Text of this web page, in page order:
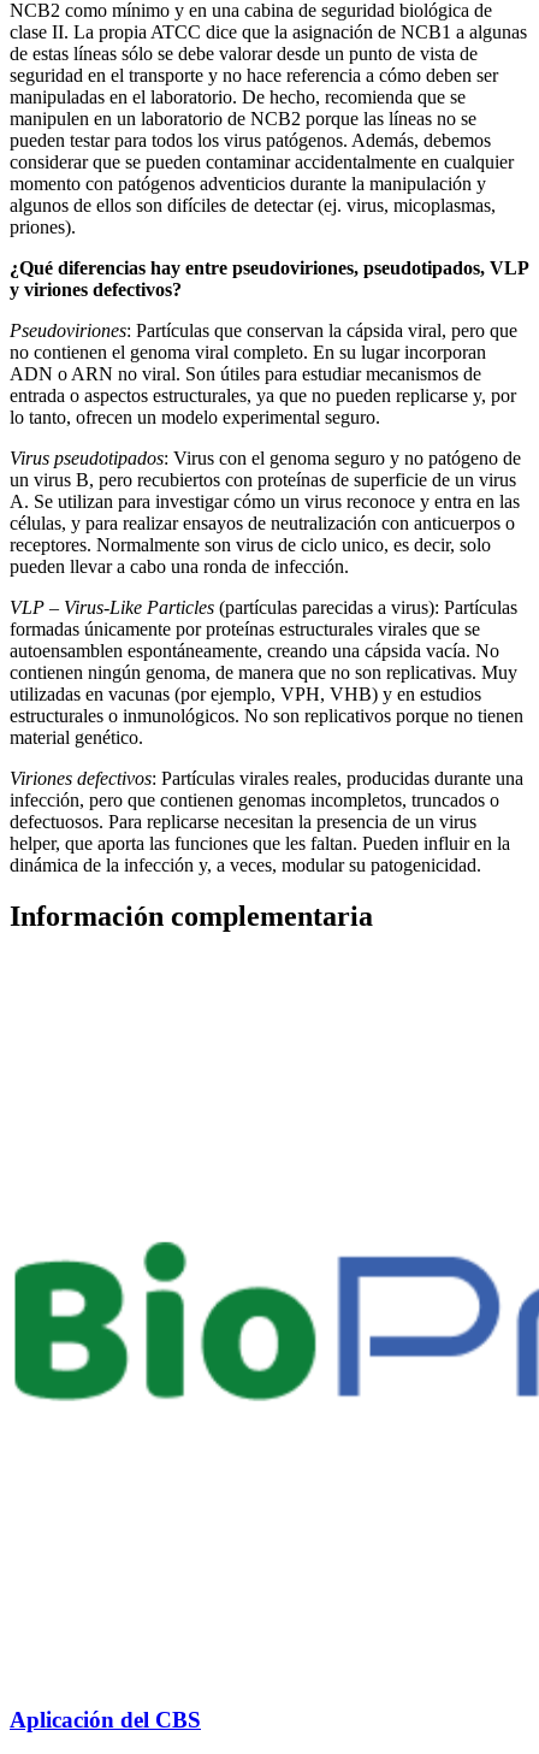
NCB2 como mínimo y en una cabina de seguridad biológica de
clase II. La propia ATCC dice que la asignación de NCB1 a algunas
de estas líneas sólo se debe valorar desde un punto de vista de
seguridad en el transporte y no hace referencia a cómo deben ser
manipuladas en el laboratorio. De hecho, recomienda que se
manipulen en un laboratorio de NCB2 porque las líneas no se
pueden testar para todos los virus patógenos. Además, debemos
considerar que se pueden contaminar accidentalmente en cualquier
momento con patógenos adventicios durante la manipulación y
algunos de ellos son difíciles de detectar (ej. virus, micoplasmas,
priones).
¿Qué diferencias hay entre pseudoviriones, pseudotipados, VLP
y viriones defectivos?
Pseudoviriones: Partículas que conservan la cápsida viral, pero que
no contienen el genoma viral completo. En su lugar incorporan
ADN o ARN no viral. Son útiles para estudiar mecanismos de
entrada o aspectos estructurales, ya que no pueden replicarse y, por
lo tanto, ofrecen un modelo experimental seguro.
Virus pseudotipados: Virus con el genoma seguro y no patógeno de
un virus B, pero recubiertos con proteínas de superficie de un virus
A. Se utilizan para investigar cómo un virus reconoce y entra en las
células, y para realizar ensayos de neutralización con anticuerpos o
receptores. Normalmente son virus de ciclo unico, es decir, solo
pueden llevar a cabo una ronda de infección.
VLP – Virus-Like Particles (partículas parecidas a virus): Partículas
formadas únicamente por proteínas estructurales virales que se
autoensamblen espontáneamente, creando una cápsida vacía. No
contienen ningún genoma, de manera que no son replicativas. Muy
utilizadas en vacunas (por ejemplo, VPH, VHB) y en estudios
estructurales o inmunológicos. No son replicativos porque no tienen
material genético.
Viriones defectivos: Partículas virales reales, producidas durante una
infección, pero que contienen genomas incompletos, truncados o
defectuosos. Para replicarse necesitan la presencia de un virus
helper, que aporta las funciones que les faltan. Pueden influir en la
dinámica de la infección y, a veces, modular su patogenicidad.
Información complementaria
Aplicación del CBS